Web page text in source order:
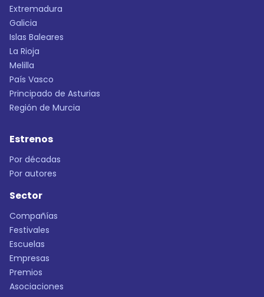
Extremadura
Galicia
Islas Baleares
La Rioja
Melilla
País Vasco
Principado de Asturias
Región de Murcia
Estrenos
Por décadas
Por autores
Sector
Compañías
Festivales
Escuelas
Empresas
Premios
Asociaciones